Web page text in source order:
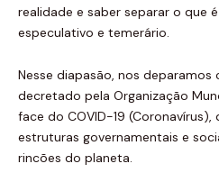
realidade e saber separar o que
especulativo e temerário.
Nesse diapasão, nos
decretado pela Organização
face do COVID-19
estruturas governamentais e
rincões do planeta.